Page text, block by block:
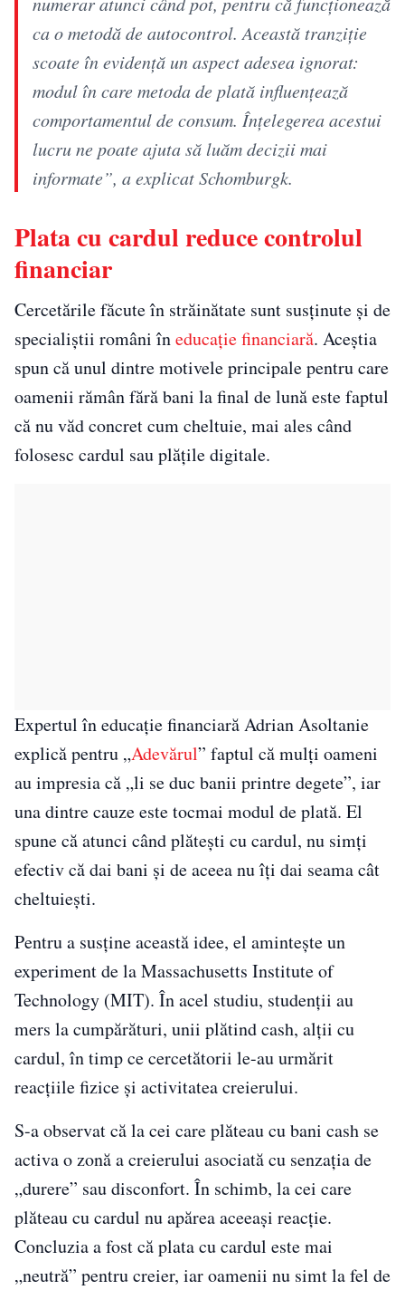
ca o metodă de autocontrol. Această tranziție
scoate în evidență un aspect adesea ignorat:
modul în care metoda de plată influențează
comportamentul de consum. Înțelegerea acestui
lucru ne poate ajuta să luăm decizii mai
informate”, a explicat Schomburgk.
Plata cu cardul reduce controlul
financiar
Cercetările făcute în străinătate sunt susținute și de
specialiștii români îneducație financiară. Aceștia
spun că unul dintre motivele principale pentru care
oamenii rămân fără bani la final de lună este faptul
că nu văd concret cum cheltuie, mai ales când
folosesc cardul sau plățile digitale.
Expertul în educație financiară Adrian Asoltanie
explică pentru „Adevărul” faptul că mulți oameni
au impresia că „li se duc banii printre degete”, iar
una dintre cauze este tocmai modul de plată. El
spune că atunci când plătești cu cardul, nu simți
efectiv că dai bani și de aceea nu îți dai seama cât
cheltuiești.
Pentru a susține această idee, el amintește un
experiment de la Massachusetts Institute of
Technology (MIT). În acel studiu, studenții au
mers la cumpărături, unii plătind cash, alții cu
cardul, în timp ce cercetătorii le-au urmărit
reacțiile fizice și activitatea creierului.
S-a observat că la cei care plăteau cu bani cash se
activa o zonă a creierului asociată cu senzația de
„durere” sau disconfort. În schimb, la cei care
plăteau cu cardul nu apărea aceeași reacție.
Concluzia a fost că plata cu cardul este mai
„neutră” pentru creier, iar oamenii nu simt la fel de